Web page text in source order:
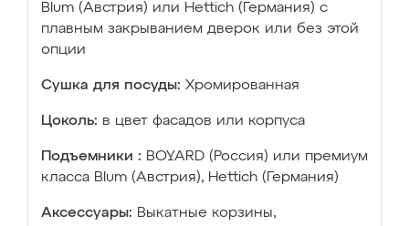
Blum (Австрия) или Hettich (Германия) с
плавным закрыванием дверок или без этой
опции
Сушка для посуды: Хромированная
Цоколь: в цвет фасадов или корпуса
Подъемники : BOYARD (Россия) или премиум
класса Blum (Австрия), Hettich (Германия)
Аксессуары: Выкатные корзины,